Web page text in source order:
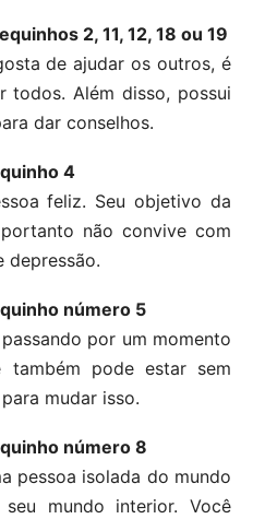
2, 11, 12, 18 ou 19
de ajudar os outros, é
todos. Além disso, possui
dar conselhos.
4
feliz. Seu objetivo da
não convive com
depressão.
número 5
por um momento
pode estar sem
mudar isso.
número 8
pessoa isolada do mundo
mundo interior. Você